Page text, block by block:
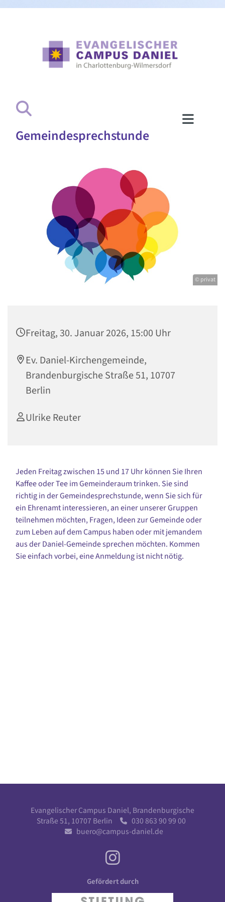
Gemeindesprechstunde
© privat
Freitag, 30. Januar 2026, 15:00 Uhr
Ev. Daniel-Kirchengemeinde,
Brandenburgische Straße 51, 10707
Berlin
Ulrike Reuter
Jeden Freitag zwischen 15 und 17 Uhr können Sie Ihren
Kaffee oder Tee im Gemeinderaum trinken. Sie sind
richtig in der Gemeindesprechstunde, wenn Sie sich für
ein Ehrenamt interessieren, an einer unserer Gruppen
teilnehmen möchten, Fragen, Ideen zur Gemeinde oder
zum Leben auf dem Campus haben oder mit jemandem
aus der Daniel-Gemeinde sprechen möchten. Kommen
Sie einfach vorbei, eine Anmeldung ist nicht nötig.
Evangelischer Campus Daniel, Brandenburgische
Straße 51, 10707 Berlin
030 863 90 99 00
 buero@campus-daniel.de
Gefördert durch